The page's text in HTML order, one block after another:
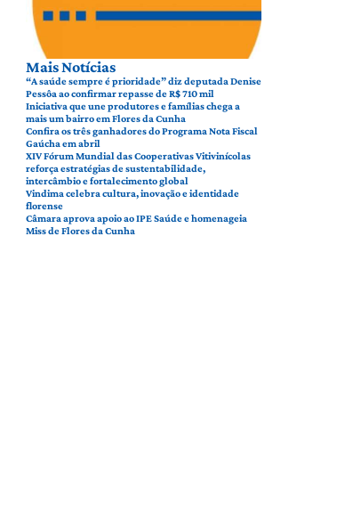
Mais Notícias
“A saúde sempre é prioridade” diz deputada Denise
Pessôa ao confirmar repasse de R$ 710 mil
Iniciativa que une produtores e famílias chega a
mais um bairro em Flores da Cunha
Confira os três ganhadores do Programa Nota Fiscal
Gaúcha em abril
XIV Fórum Mundial das Cooperativas Vitivinícolas
reforça estratégias de sustentabilidade,
intercâmbio e fortalecimento global
Vindima celebra cultura, inovação e identidade
florense
Câmara aprova apoio ao IPE Saúde e homenageia
Miss de Flores da Cunha